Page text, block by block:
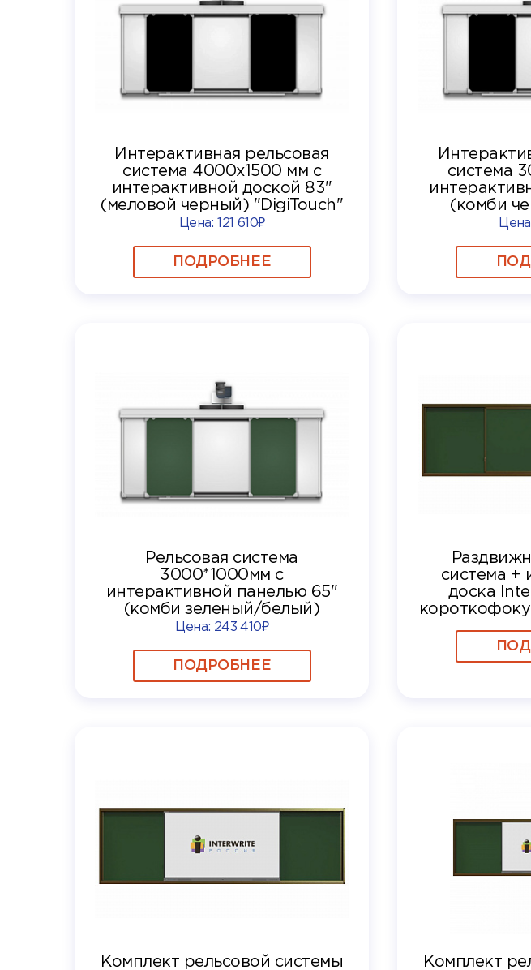
Интерактивная рельсовая
система 4000x1500 мм с
интерактивной доской 83"
(меловой черный) "DigiTouch"
Цена: 121 610₽
ПОДРОБНЕЕ
система
(комби
Рельсовая система
3000*1000мм с
интерактивной панелью 65"
(комби зеленый/белый)
Цена: 243 410₽
ПОДРОБНЕЕ
система +
доска
Комплект рельсовой системы
Комплект